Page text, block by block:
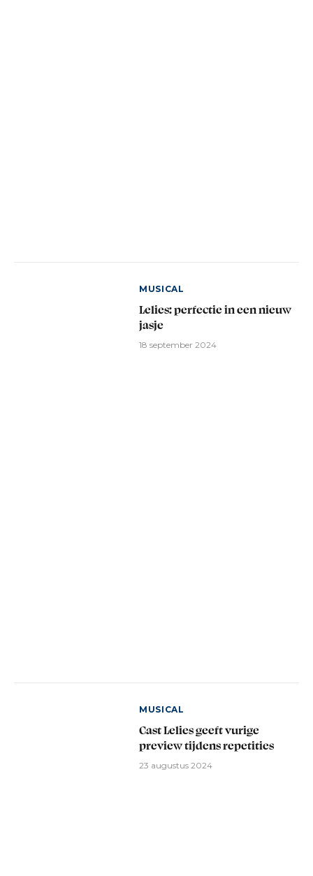
MUSICAL
Lelies: perfectie in een nieuw
jasje
18 september 2024
MUSICAL
Cast Lelies geeft vurige
preview tijdens repetities
23 augustus 2024